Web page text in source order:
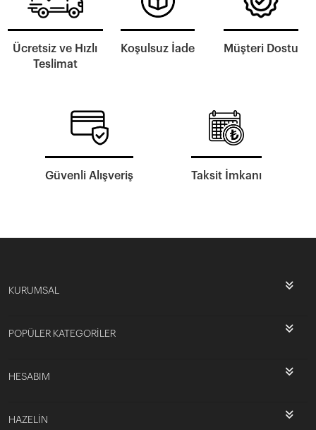
Ücretsiz ve Hızlı
Teslimat
Koşulsuz İade Müşteri Dostu
Güvenli Alışveriş Taksit İmkanı
KURUMSAL
POPÜLER KATEGORİLER
HESABIM
HAZELİN